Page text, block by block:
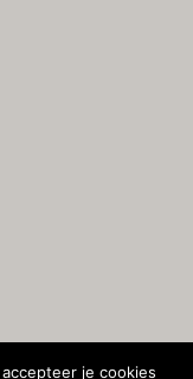
je cookies